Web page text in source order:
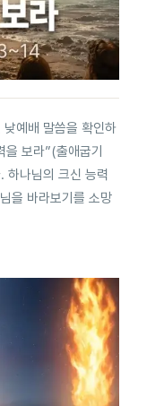
예배 말씀을 확인하
보라”(출애굽기
하나님의 크신 능력
을 바라보기를 소망